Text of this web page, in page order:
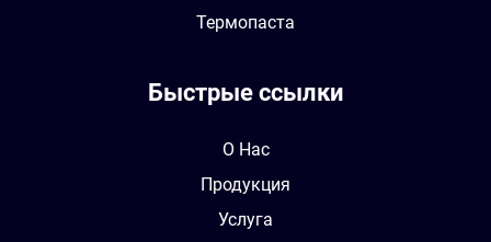
Термопаста
Быстрые ссылки
О Нас
Продукция
Услуга